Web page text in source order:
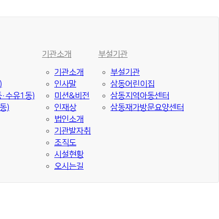
수유1동)
)
기관소개
기관소개
인사말
미션&비전
인재상
법인소개
기관발자취
조직도
시설현황
오시는길
부설기관
부설기관
삼동어린이집
삼동지역아동센터
삼동재가방문요양센터